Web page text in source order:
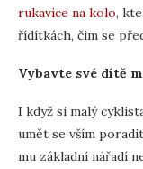
rukavice na kolo,
řídítkách, čím se
Vybavte své dítě
I když si malý
umět se vším
mu základní nářadí